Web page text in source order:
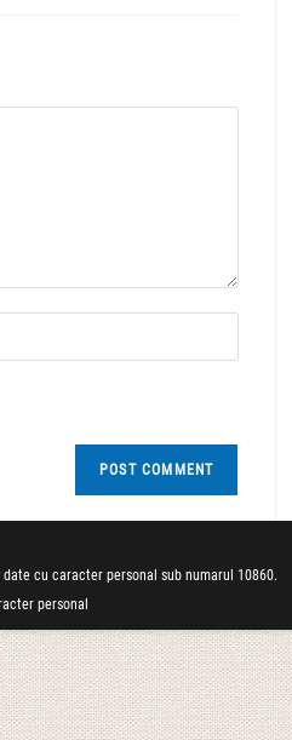
cu caracter personal sub numarul 10860.
personal